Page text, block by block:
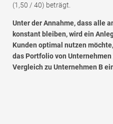
(1,50 / 40) beträgt.
Unter der Annahme, dass alle
konstant bleiben, wird ein
Kunden optimal nutzen
das Portfolio von Unternehmen
Vergleich zu Unternehmen B